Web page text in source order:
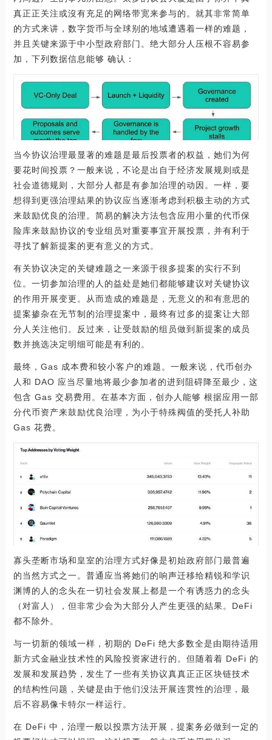
真正正关注或沒有充足的网络带宽来参与的。就其非常简单
的方式来讲，数字货币与全球别的地域遭遇着一样的难题，
并且关键来源于中小型政府部门。绝大部分人压根不容易参
加，下列数据信息能够 确认：
当今协议治理最显著的难题是最后投票者的权益，她们为何
要花时间投票？一般来说，不论是出自于经济发展规则或是
社会道德规则，大部分人都是有参加治理的动因。一样，要
想得到更强治理結果的协议应当逐渐考虑到积极主动的方式
来鼓励优良的治理。简易的解决方法包含应用小量的代币保
险库来鼓励协议的专业组员对重要事宜开展投票，并有利于
寻找了解新提案的更有意义的方式。
有关协议决定的关键难题之一来源于很多提案的实行不到
位。一切参加治理的人的益处是她们都能够建议对关键协议
的作用开展变更。从而造成的难题是，无意义的和有意思的
提案掺杂在无节制的治理提案中，最终有过多的提案让大部
分人关注他们。反过来，让受鼓励的组员做到新提案的成员
数并挑选决定明细可能是有利的。
最终，Gas 成本费和较小客户的难题。一般来说，代币创办
人和 DAO 应当尽量地将最少参加者的进到阻碍降至最少，这
包含 Gas 交易费用。在基本方面，创办人能够 根据应用一部
分代币资产来鼓励优良治理，为小于特殊阀值的受托人补助
Gas 花费。
寡头垄断市场和皇室的治理方式好像是初始政府部门最普遍
的当然方式之一。普通应当将她们的响声迁移给精锐和学识
渊博的人的念头在一切社会发展上都是一个有诱惑力的念头
（对富人），但非常少会为大部分人产生更强的結果。DeFi
都不除外。
与一切新的领域一样，初期的 DeFi 绝大多数全是由期待适用
新方式金融业技术性的风险投资家进行的。但随着着 DeFi 的
发展和发展趋势，发生了一些有关协议真真正正区块链技术
的结构性问题，关键是由于他们没法开展连贯性的治理，最
后不容易像卡特尔一样运行。
在 DeFi 中，治理一般以投票方法开展，提案务必做到一定的